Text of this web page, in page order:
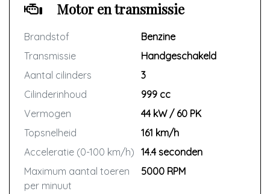
Motor en transmissie
Brandstof
Benzine
Transmissie
Handgeschakeld
Aantal cilinders
3
Cilinderinhoud
999 cc
Vermogen
44 kW / 60 PK
Topsnelheid
161 km/h
Acceleratie (0-100 km/h) 14.4 seconden
Maximum aantal toeren
per minuut
5000 RPM